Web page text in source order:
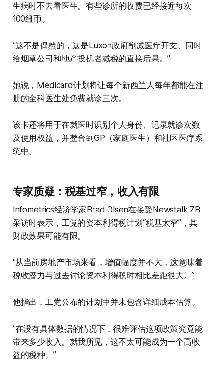
生病时不去看医生。有些诊所的收费已经接近每次
100纽币。
“这不是偶然的，这是Luxon政府削减医疗开支、同时
给烟草公司和地产投机者减税的直接后果。”
她说，Medicard计划将让每个新西兰人每年都能在注
册的全科医生处免费就诊三次。
该卡还将用于在就医时识别个人身份、记录就诊次数
及使用权益，并整合到GP（家庭医生）和社区医疗系
统中。
专家质疑：税基过窄，收入有限
Infometrics经济学家Brad Olsen在接受Newstalk ZB
采访时表示，工党的资本利得税计划“税基太窄”，其
财政效果可能有限。
“从当前房地产市场来看，增值幅度并不大，这意味着
税收潜力与过去讨论资本利得税时相比差距很大。”
他指出，工党公布的计划中并未包含详细成本估算。
“在没有具体数据的情况下，很难评估这项政策究竟能
带来多少收入。就我所见，这不太可能成为一个高收
益的税种。”